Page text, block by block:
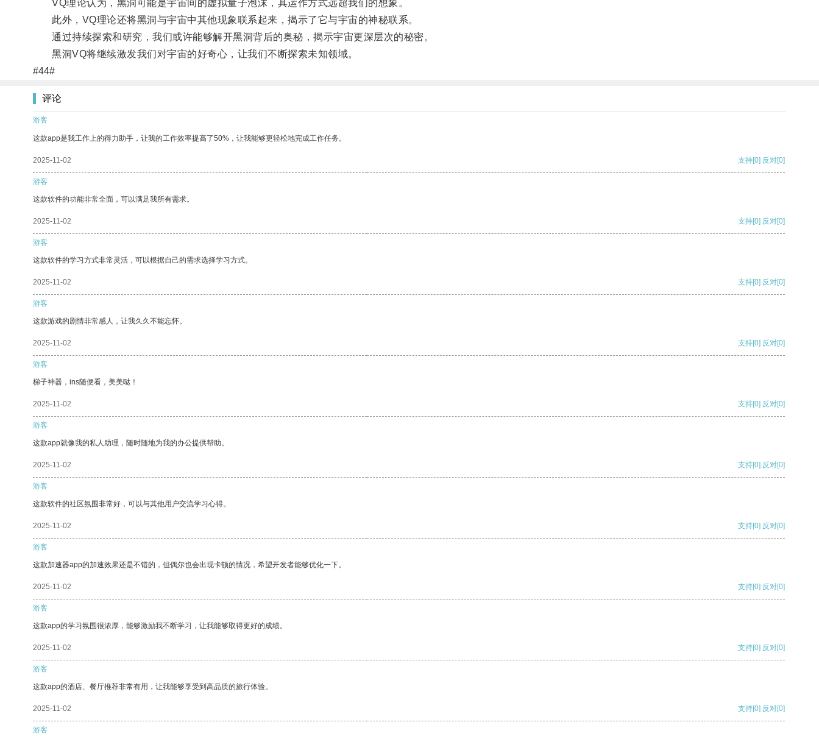
VQ理论认为，黑洞可能是宇宙间的虚拟量子泡沫，其运作方式远超我们的想象。
此外，VQ理论还将黑洞与宇宙中其他现象联系起来，揭示了它与宇宙的神秘联系。
通过持续探索和研究，我们或许能够解开黑洞背后的奥秘，揭示宇宙更深层次的秘密。
黑洞VQ将继续激发我们对宇宙的好奇心，让我们不断探索未知领域。
#44#
评论
游客
这款app是我工作上的得力助手，让我的工作效率提高了50%，让我能够更轻松地完成工作任务。
2025-11-02 支持[0] 反对[0]
游客
这款软件的功能非常全面，可以满足我所有需求。
2025-11-02 支持[0] 反对[0]
游客
这款软件的学习方式非常灵活，可以根据自己的需求选择学习方式。
2025-11-02 支持[0] 反对[0]
游客
这款游戏的剧情非常感人，让我久久不能忘怀。
2025-11-02 支持[0] 反对[0]
游客
梯子神器，ins随便看，美美哒！
2025-11-02 支持[0] 反对[0]
游客
这款app就像我的私人助理，随时随地为我的办公提供帮助。
2025-11-02 支持[0] 反对[0]
游客
这款软件的社区氛围非常好，可以与其他用户交流学习心得。
2025-11-02 支持[0] 反对[0]
游客
这款加速器app的加速效果还是不错的，但偶尔也会出现卡顿的情况，希望开发者能够优化一下。
2025-11-02 支持[0] 反对[0]
游客
这款app的学习氛围很浓厚，能够激励我不断学习，让我能够取得更好的成绩。
2025-11-02 支持[0] 反对[0]
游客
这款app的酒店、餐厅推荐非常有用，让我能够享受到高品质的旅行体验。
2025-11-02 支持[0] 反对[0]
游客